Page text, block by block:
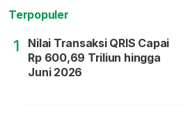
Terpopuler
1
Nilai Transaksi QRIS Capai
Rp 600,69 Triliun hingga
Juni 2026